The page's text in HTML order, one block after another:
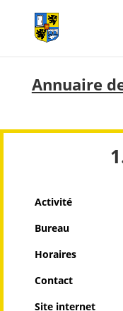
Annuaire
Activité
Bureau
Horaires
Contact
Site internet